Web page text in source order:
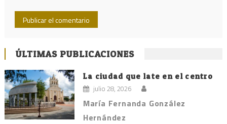
ÚLTIMAS PUBLICACIONES
La ciudad que late en el centro
julio 28, 2026
María Fernanda González
Hernández